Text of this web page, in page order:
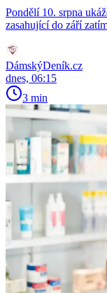
Pondělí 10. srpna
zasahující do září
DámskýDeník.cz
dnes, 06:15
3 min